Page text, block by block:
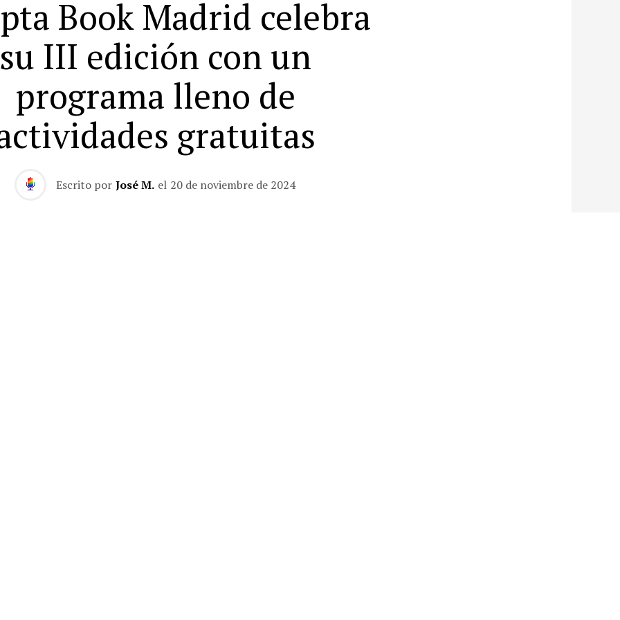
Book Madrid celebra
III edición con un
programa lleno de
gratuitas
Escrito por José M. el 20 de noviembre de 2024